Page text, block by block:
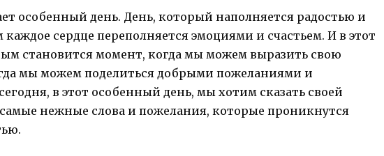
особенный день. День, который наполняется радостью и
сердце переполняется эмоциями и счастьем. И в этот
становится момент, когда мы можем выразить свою
мы можем поделиться добрыми пожеланиями и
в этот особенный день, мы хотим сказать своей
нежные слова и пожелания, которые проникнутся